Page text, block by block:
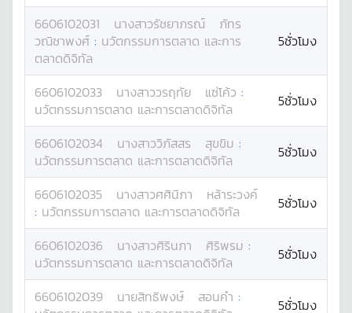
6606102031 นางสาวรัชยาภรณ์
ภัทร
วณิชาพงศ์ : นวัตกรรมการตลาด และการ
ตลาดดิจิทัล
5ชั่วโมง
6606102033 นางสาววรฤทัย แซ่โค้ว :
นวัตกรรมการตลาด และการตลาดดิจิทัล
5ชั่วโมง
6606102034 นางสาววิภัสสร สุขขิม :
นวัตกรรมการตลาด และการตลาดดิจิทัล
5ชั่วโมง
6606102035 นางสาวศศินิภา
หล้าระวงค์
: นวัตกรรมการตลาด และการตลาดดิจิทัล 5ชั่วโมง
6606102036 นางสาวศิรินภา ศิริพรม :
นวัตกรรมการตลาด และการตลาดดิจิทัล
5ชั่วโมง
6606102039 นายสิทธิพงษ์ สอนคำ :
5ชั่วโมง